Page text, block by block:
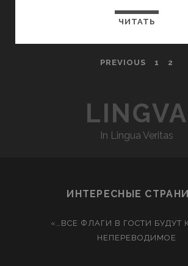
ЧИТАТЬ
PREVIOUS 1 2
LINGVA
In Lingua Veritas
ИНТЕРЕСНЫЕ
«…ВСЕ ФЛАГИ В ГОСТИ БУДУТ
НЕПЕРЕВОДИМОЕ